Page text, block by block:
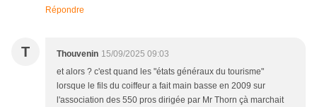
Répondre
T Thouvenin 15/09/2025 09:03
et alors ? c'est quand les "états généraux du tourisme"
lorsque le fils du coiffeur a fait main basse en 2009 sur
l'association des 550 pros dirigée par Mr Thorn çà marchait